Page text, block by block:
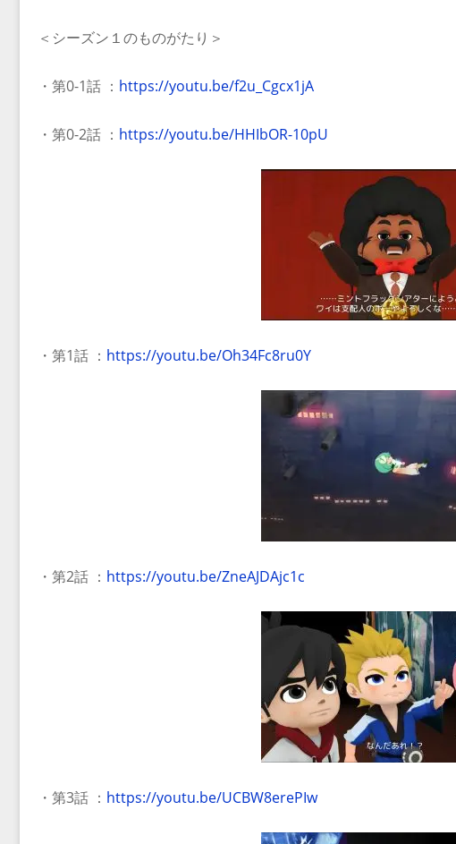
＜シーズン１のものがたり＞
・第0-1話 ： https://youtu.be/f2u_Cgcx1jA
・第0-2話 ： https://youtu.be/HHIbOR-10pU
・第1話 ： https://youtu.be/Oh34Fc8ru0Y
・第2話 ： https://youtu.be/ZneAJDAjc1c
・第3話 ： https://youtu.be/UCBW8erePIw